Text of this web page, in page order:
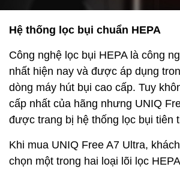
Hệ thống lọc bụi chuẩn HEPA
Công nghệ lọc bụi HEPA là công
nhất hiện nay và được áp dụng
dòng máy hút bụi cao cấp. Tuy
cấp nhất của hãng nhưng UNIQ
được trang bị hệ thống lọc bụi tiên
Khi mua UNIQ Free A7 Ultra,
chọn một trong hai loại lõi lọc